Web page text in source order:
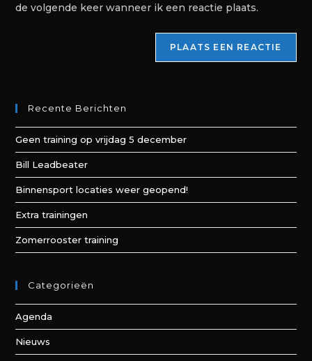
de volgende keer wanneer ik een reactie plaats.
Recente Berichten
Geen training op vrijdag 5 december
Bill Leadbeater
Binnensport locaties weer geopend!
Extra trainingen
Zomerrooster training
Categorieën
Agenda
Nieuws